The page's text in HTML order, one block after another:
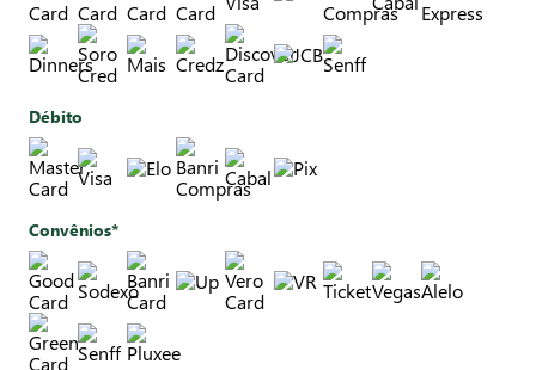
Débito
Convênios*